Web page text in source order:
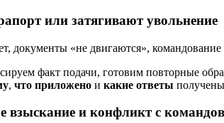
или затягивают увольнение
документы «не двигаются»,
факт подачи, готовим повторные
, что приложено и какие ответы
взыскание и конфликт с